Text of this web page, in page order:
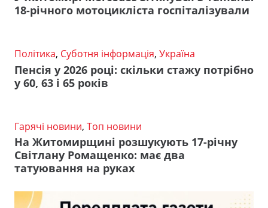
18-річного мотоцикліста госпіталізували
Політика, Суботня інформація, Україна
Пенсія у 2026 році: скільки стажу потрібно
у 60, 63 і 65 років
Гарячі новини, Топ новини
На Житомирщині розшукують 17-річну
Світлану Ромащенко: має два
татуювання на руках